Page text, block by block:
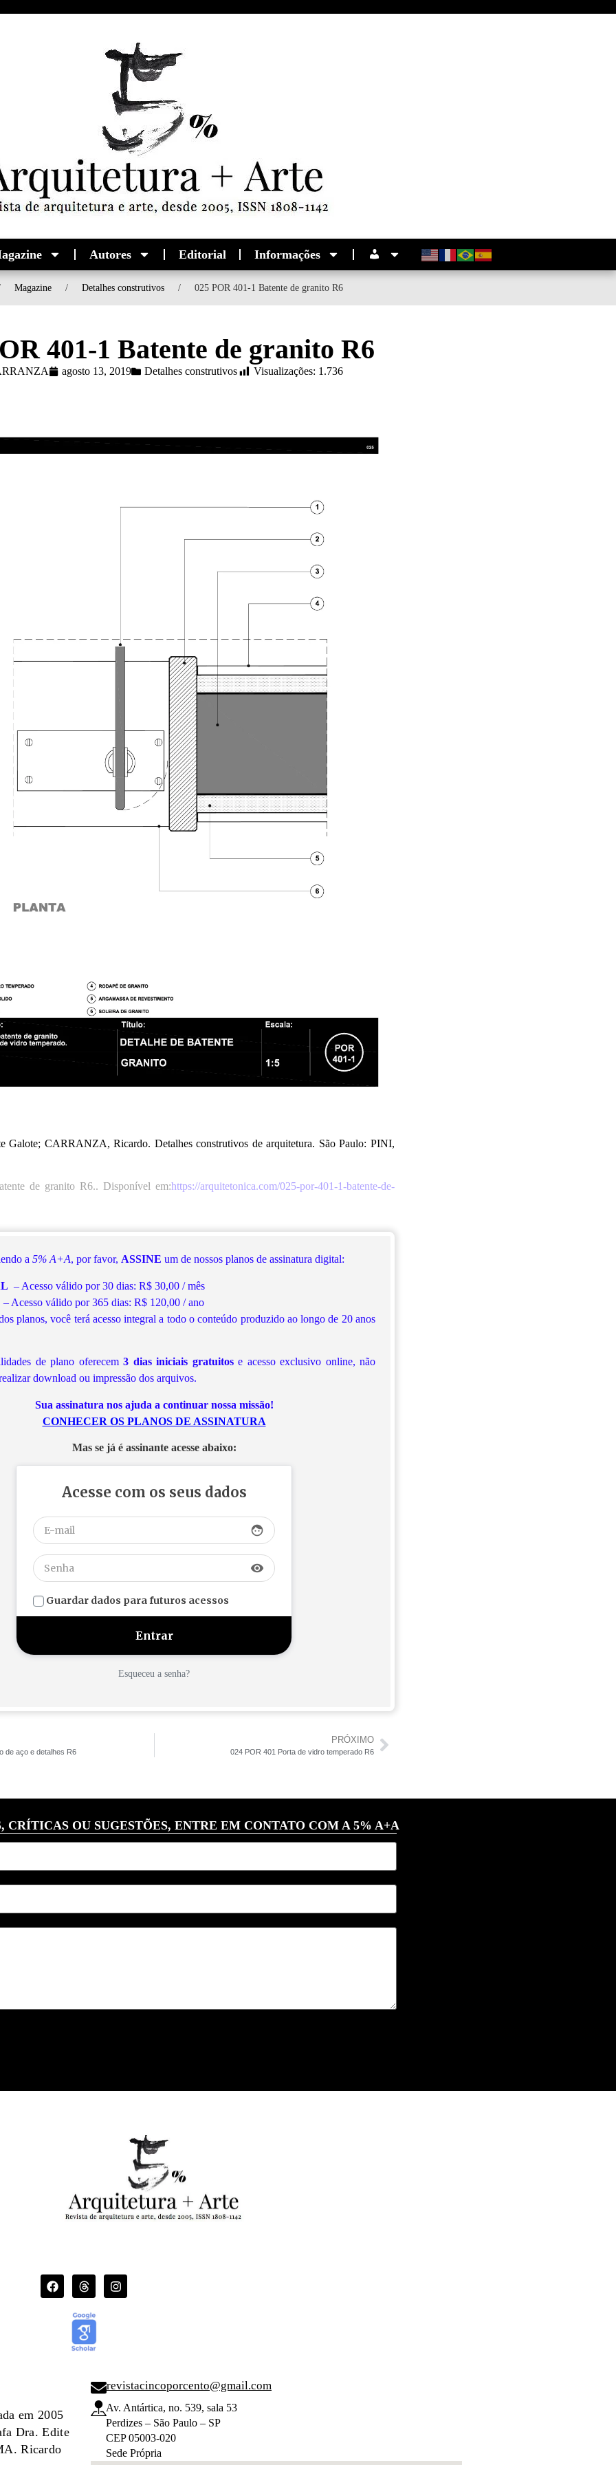
Autores Editorial Informações
Magazine / Detalhes construtivos / 025 POR 401-1 Batente de granito R6
401-1 Batente de granito R6
agosto 13, 2019 Detalhes construtivos Visualizações: 1.736
CARRANZA, Ricardo. Detalhes construtivos de arquitetura. São Paulo: PINI,
de granito R6.. Disponível em:https://arquitetonica.com/025-por-401-1-batente-de-
a 5% A+A, por favor, ASSINE um de nossos planos de assinatura digital:
– Acesso válido por 30 dias: R$ 30,00 / mês
– Acesso válido por 365 dias: R$ 120,00 / ano
planos, você terá acesso integral a todo o conteúdo produzido ao longo de 20 anos
de plano oferecem 3 dias iniciais gratuitose acesso exclusivo online, não
download ou impressão dos arquivos.
Sua assinatura nos ajuda a continuar nossa missão!
CONHECER OS PLANOS DE ASSINATURA
Mas se já é assinante acesse abaixo:
Acesse com os seus dados
face
visibility
Guardar dados para futuros acessos
Esqueceu a senha?
de aço e detalhes R6
PRÓXIMO
024 POR 401 Porta de vidro temperado R6
CRÍTICAS OU SUGESTÕES, ENTRE EM CONTATO COM A 5% A+A
em 2005
Dra. Edite
Ricardo
revistacincoporcento@gmail.com
Av. Antártica, no. 539, sala 53
Perdizes – São Paulo – SP
CEP 05003-020
Sede Própria